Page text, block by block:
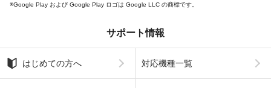
Google Play および Google Play ロゴは Google LLC の商標です。
サポート情報
はじめての方へ 対応機種一覧